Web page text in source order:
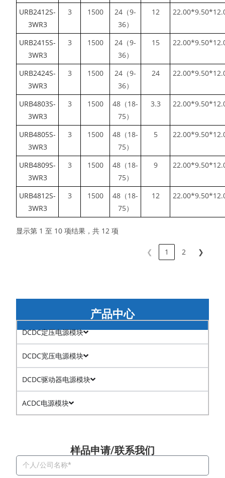
URB2412S-
3WR3
3 1500
24（9-
36）
12
URB2415S-
3WR3
3 1500
24（9-
36）
15
URB2424S-
3WR3
3 1500
24（9-
36）
24
URB4803S-
3WR3
3 1500
48（18-
75）
3.3
URB4805S-
3WR3
3 1500
48（18-
75）
5
URB4809S-
3WR3
3 1500
48（18-
75）
9
URB4812S-
3WR3
3 1500
48（18-
75）
12
显示第 1 至 10 项结果，共 12 项
❮ 1 2 ❯
产品中心
DCDC定压电源模块
DCDC宽压电源模块
DCDC驱动器电源模块
ACDC电源模块
样品申请/联系我们​